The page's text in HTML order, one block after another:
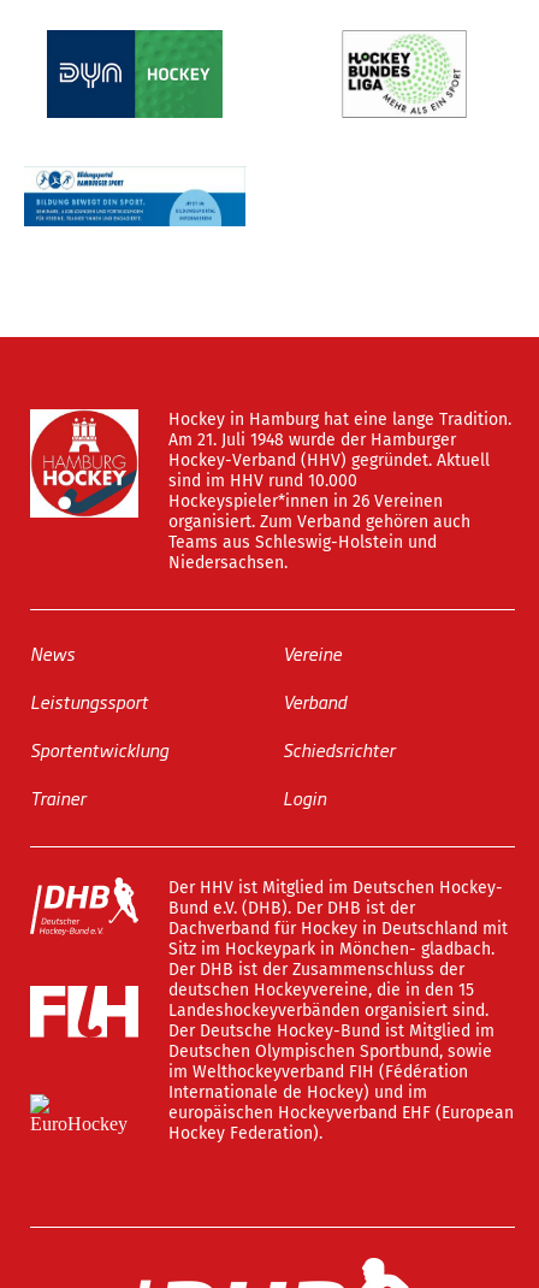
Hockey in Hamburg hat eine lange Tradition.
Am 21. Juli 1948 wurde der Hamburger
Hockey-Verband (HHV) gegründet. Aktuell
sind im HHV rund 10.000
Hockeyspieler*innen in 26 Vereinen
organisiert. Zum Verband gehören auch
Teams aus Schleswig-Holstein und
Niedersachsen.
News
Leistungssport
Sportentwicklung
Trainer
Vereine
Verband
Schiedsrichter
Login
Der HHV ist Mitglied im Deutschen Hockey-
Bund e.V. (DHB). Der DHB ist der
Dachverband für Hockey in Deutschland mit
Sitz im Hockeypark in Mönchen- gladbach.
Der DHB ist der Zusammenschluss der
deutschen Hockeyvereine, die in den 15
Landeshockeyverbänden organisiert sind.
Der Deutsche Hockey-Bund ist Mitglied im
Deutschen Olympischen Sportbund, sowie
im Welthockeyverband FIH (Fédération
Internationale de Hockey) und im
europäischen Hockeyverband EHF (European
Hockey Federation).